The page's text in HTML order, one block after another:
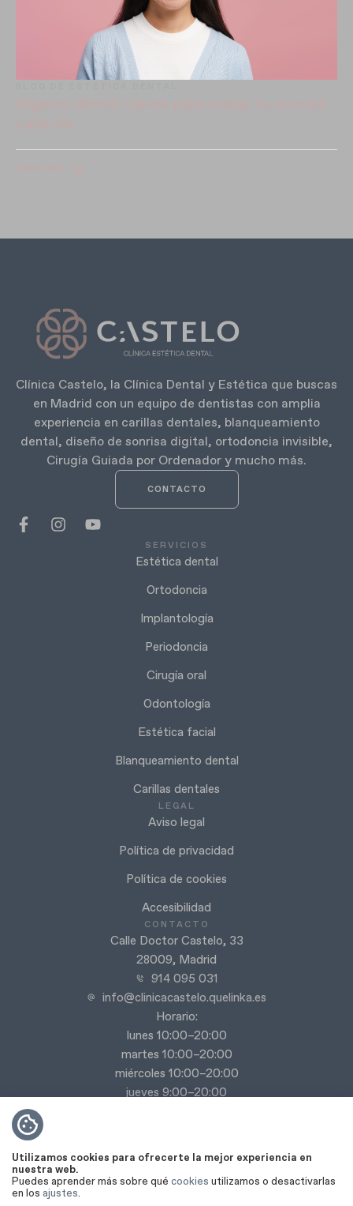
Clínica Castelo, la Clínica Dental y Estética que buscas
en Madrid con un equipo de dentistas con amplia
experiencia en carillas dentales, blanqueamiento
dental, diseño de sonrisa digital, ortodoncia invisible,
Cirugía Guiada por Ordenador y mucho más.
CONTACTO
SERVICIOS
Estética dental
Ortodoncia
Implantología
Periodoncia
Cirugía oral
Odontología
Estética facial
Blanqueamiento dental
Carillas dentales
LEGAL
Aviso legal
Política de privacidad
Política de cookies
Accesibilidad
CONTACTO
Calle Doctor Castelo, 33
28009, Madrid
914 095 031
info@clinicacastelo.quelinka.es
Horario:
lunes 10:00–20:00
martes 10:00–20:00
miércoles 10:00–20:00
jueves 9:00–20:00
Utilizamos cookies para ofrecerte la mejor experiencia en
nuestra web.
Puedes aprender más sobre qué cookies utilizamos o desactivarlas
en los ajustes.